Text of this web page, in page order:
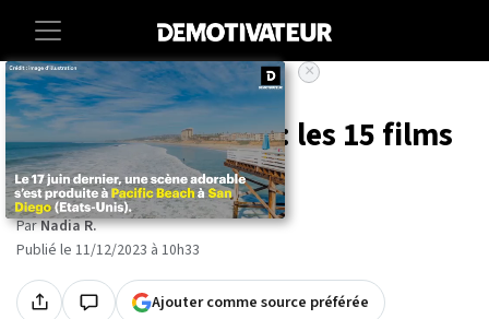
Accueil Entertainment Cinema
Films de Noël 2023 : les 15 films
à voir absolument
ParNadia R.
Publié le 11/12/2023 à 10h33
Ajouter comme source préférée
×